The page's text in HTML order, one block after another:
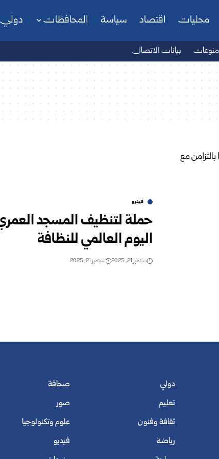
محليات اقتصاد سياسة المحافظات دولي
منوعات بيانات الاتصال
فيديو
اليوم العالمي للنظافة
سبتمبر 21, 2025 سبتمبر 21, 2025
دولي
تعليم
ثقافة وفنون
رياضة
صحافة
صور
علوم وتكنولوجيا
فيديو